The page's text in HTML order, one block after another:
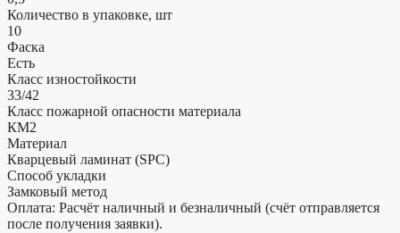
Количество в упаковке, шт
10
Фаска
Есть
Класс изностойкости
33/42
Класс пожарной опасности материала
КМ2
Материал
Кварцевый ламинат (SPC)
Способ укладки
Замковый метод
Оплата: Расчёт наличный и безналичный (счёт отправляется
после получения заявки).